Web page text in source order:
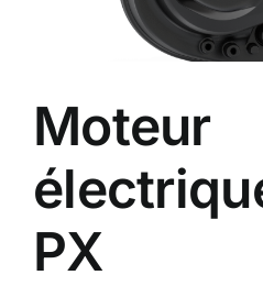
Moteur
PX